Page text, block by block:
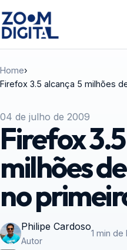
Home›
Firefox 3.5 alcança 5 milhões
04 de julho de 2009
Firefox
milhões
no
Philipe Cardoso
Autor
1 min de